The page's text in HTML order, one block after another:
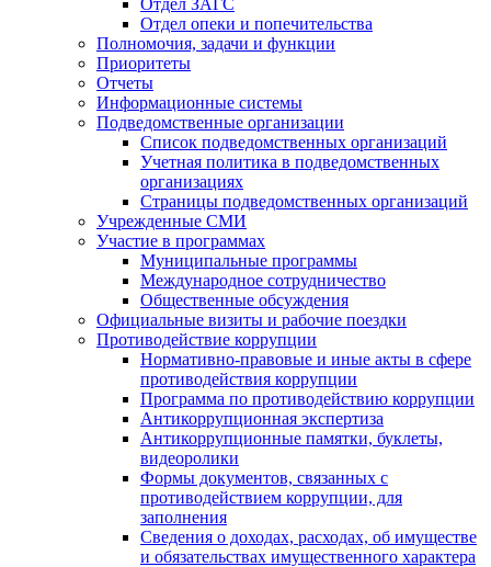
Отдел ЗАГС
Отдел опеки и попечительства
Полномочия, задачи и функции
Приоритеты
Отчеты
Информационные системы
Подведомственные организации
Список подведомственных организаций
Учетная политика в подведомственных
организациях
Страницы подведомственных организаций
Учрежденные СМИ
Участие в программах
Муниципальные программы
Международное сотрудничество
Общественные обсуждения
Официальные визиты и рабочие поездки
Противодействие коррупции
Нормативно-правовые и иные акты в сфере
противодействия коррупции
Программа по противодействию коррупции
Антикоррупционная экспертиза
Антикоррупционные памятки, буклеты,
видеоролики
Формы документов, связанных с
противодействием коррупции, для
заполнения
Сведения о доходах, расходах, об имуществе
и обязательствах имущественного характера